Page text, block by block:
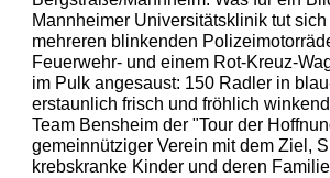
Mannheimer Universitätsklinik tut
mehreren blinkenden
Feuerwehr- und einem Rot-Kreuz-
im Pulk angesaust: 150 Radler in
erstaunlich frisch und fröhlich
Team Bensheim der "Tour der
gemeinnütziger Verein mit dem Ziel,
krebskranke Kinder und deren